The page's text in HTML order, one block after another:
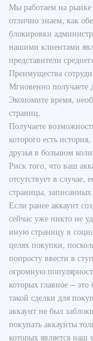
Мы работаем на
отлично знаем, как
блокировки
нашими клиентами
представители
Преимущества
Мгновенно получаете
Экономите время,
страниц.
Получаете
которого есть
друзья в большом
Риск того, что ваш
отсутствует в случае,
страницы,
Если ранее аккаунт
сейчас уже никто не
иную страницу в
целях покупки,
попросту ввести в
огромную
которых главное –
такой сделки для
аккаунт не был
покупать аккаунты
которых является